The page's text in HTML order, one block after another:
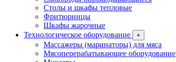
Столы и шкафы тепловые
Фритюрницы
Шкафы жарочные
Технологическое оборудование
+
Массажеры (маринаторы) для мяса
Мясоперерабатывающее оборудование